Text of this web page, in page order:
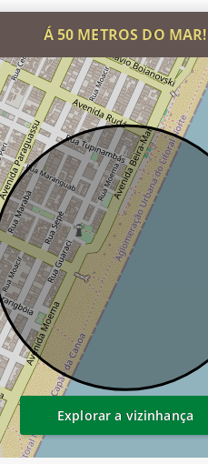
Á 50 METROS DO MAR!
Explorar a vizinhança